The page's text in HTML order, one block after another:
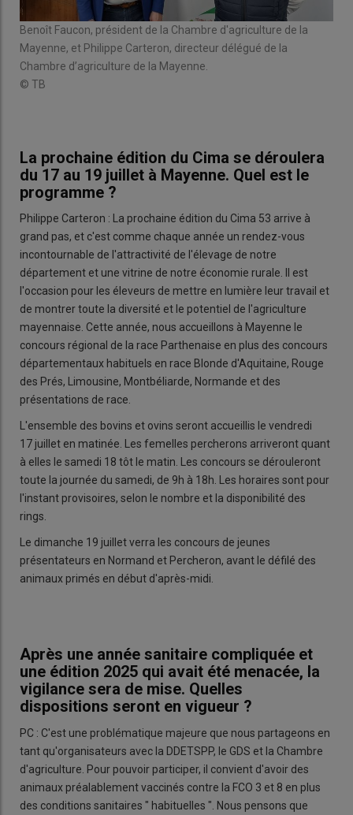
Benoît Faucon, président de la Chambre d'agriculture de la
Mayenne, et Philippe Carteron, directeur délégué de la
Chambre d’agriculture de la Mayenne.
© TB
La prochaine édition du Cima se déroulera
du 17 au 19 juillet à Mayenne. Quel est le
programme ?
Philippe Carteron : La prochaine édition du Cima 53 arrive à
grand pas, et c'est comme chaque année un rendez-vous
incontournable de l'attractivité de l'élevage de notre
département et une vitrine de notre économie rurale. Il est
l'occasion pour les éleveurs de mettre en lumière leur travail et
de montrer toute la diversité et le potentiel de l'agriculture
mayennaise. Cette année, nous accueillons à Mayenne le
concours régional de la race Parthenaise en plus des concours
départementaux habituels en race Blonde d'Aquitaine, Rouge
des Prés, Limousine, Montbéliarde, Normande et des
présentations de race.
L'ensemble des bovins et ovins seront accueillis le vendredi
17 juillet en matinée. Les femelles percherons arriveront quant
à elles le samedi 18 tôt le matin. Les concours se dérouleront
toute la journée du samedi, de 9h à 18h. Les horaires sont pour
l'instant provisoires, selon le nombre et la disponibilité des
rings.
Le dimanche 19 juillet verra les concours de jeunes
présentateurs en Normand et Percheron, avant le défilé des
animaux primés en début d'après-midi.
Après une année sanitaire compliquée et
une édition 2025 qui avait été menacée, la
vigilance sera de mise. Quelles
dispositions seront en vigueur ?
PC : C'est une problématique majeure que nous partageons en
tant qu'organisateurs avec la DDETSPP, le GDS et la Chambre
d'agriculture. Pour pouvoir participer, il convient d'avoir des
animaux préalablement vaccinés contre la FCO 3 et 8 en plus
des conditions sanitaires " habituelles ". Nous pensons que